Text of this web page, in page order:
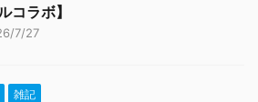
コラボ】
7/27
雑記